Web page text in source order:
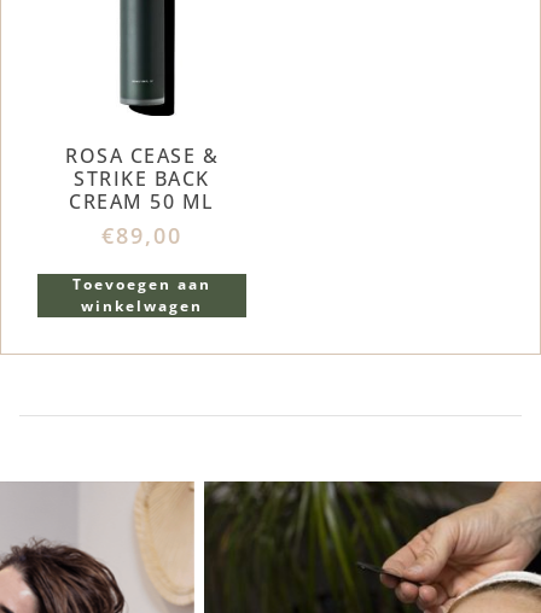
ROSA CEASE &
STRIKE BACK
CREAM 50 ML
€89,00
Toevoegen aan
winkelwagen